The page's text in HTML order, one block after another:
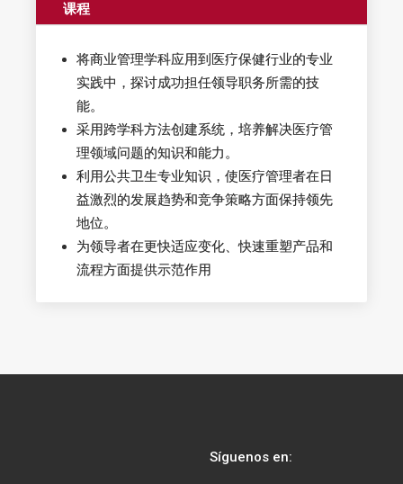
课程
将商业管理学科应用到医疗保健行业的专业
实践中，探讨成功担任领导职务所需的技
能。
采用跨学科方法创建系统，培养解决医疗管
理领域问题的知识和能力。
利用公共卫生专业知识，使医疗管理者在日
益激烈的发展趋势和竞争策略方面保持领先
地位。
为领导者在更快适应变化、快速重塑产品和
流程方面提供示范作用
Síguenos en: